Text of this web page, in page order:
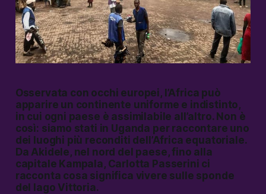
Osservata con occhi europei, l’Africa può
apparire un continente uniforme e indistinto,
in cui ogni paese è assimilabile all’altro. Non è
così: siamo stati in Uganda per raccontare uno
dei luoghi più reconditi dell’Africa equatoriale.
Da Akidele, nel nord del paese, fino alla
capitale Kampala, Carlotta Passerini ci
racconta cosa significa vivere sulle sponde
del lago Vittoria.